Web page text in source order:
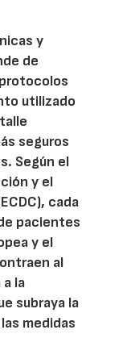
y
de
utilizado
seguros
Según el
y el
cada
pacientes
y el
al
la
subraya la
medidas